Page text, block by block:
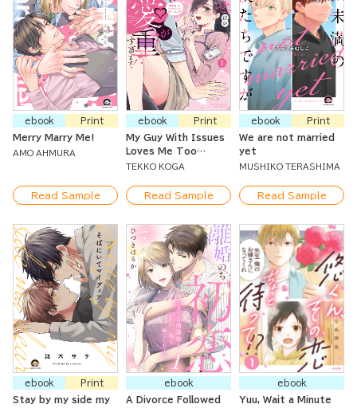
ebook
Print
Merry Marry Me!
AMO AHMURA
Read Sample
ebook
Print
My Guy With Issues
Loves Me Too
Much!: Should We
After 10-years of
Unrequited Love?
TEKKO KOGA
Read Sample
ebook
Print
We are not married
yet
MUSHIKO TERASHIMA
Read Sample
ebook
Print
Stay by my side my
ebook
A Divorce Followed
ebook
Yuu, Wait a Minute